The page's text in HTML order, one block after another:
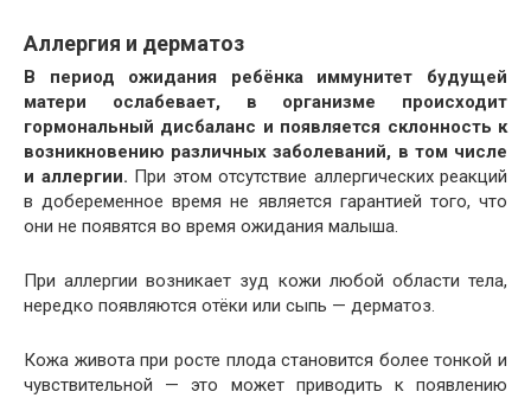
Аллергия и дерматоз
В период ожидания ребёнка иммунитет будущей
матери ослабевает, в организме происходит
гормональный дисбаланс и появляется склонность к
возникновению различных заболеваний, в том числе
и аллергии. При этом отсутствие аллергических реакций
в добеременное время не является гарантией того, что
они не появятся во время ожидания малыша.
При аллергии возникает зуд кожи любой области тела,
нередко появляются отёки или сыпь — дерматоз.
Кожа живота при росте плода становится более тонкой и
чувствительной — это может приводить к появлению